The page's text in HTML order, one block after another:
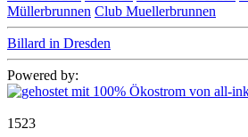
Müllerbrunnen Club Muellerbrunnen
Billard in Dresden
Powered by:
1523